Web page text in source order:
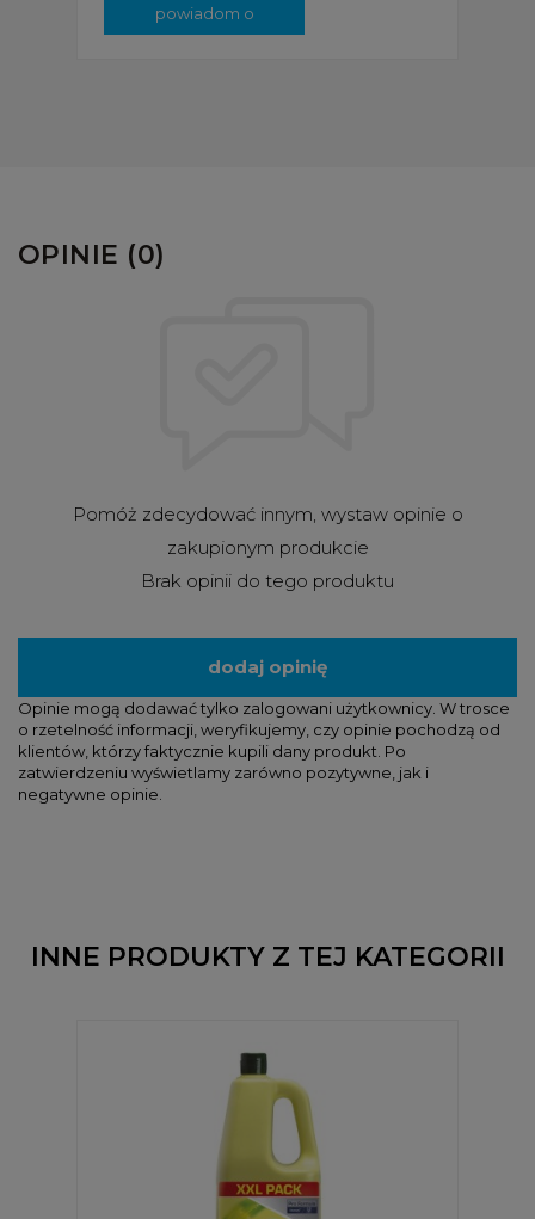
powiadom o
OPINIE (0)
Pomóż zdecydować innym, wystaw opinie o
zakupionym produkcie
Brak opinii do tego produktu
dodaj opinię
Opinie mogą dodawać tylko zalogowani użytkownicy. W trosce
o rzetelność informacji, weryfikujemy, czy opinie pochodzą od
klientów, którzy faktycznie kupili dany produkt. Po
zatwierdzeniu wyświetlamy zarówno pozytywne, jak i
negatywne opinie.
INNE PRODUKTY Z TEJ KATEGORII